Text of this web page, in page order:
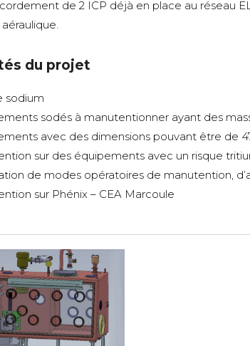
de 2 ICP déjà en place au réseau
du projet
sodium
sodés à manutentionner ayant des
avec des dimensions pouvant être de
sur des équipements avec un risque
de modes opératoires de manutention,
sur Phénix – CEA Marcoule